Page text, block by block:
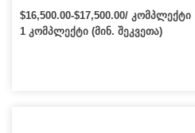
მანქანა/1000w 1500w 2000w
ლაზერული საჭრელი
$16,500.00-$17,500.00/ კომპლექტი
1 კომპლექტი (მინ. შეკვეთა)